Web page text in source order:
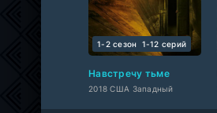
Навстречу тьме
2018 США Западный
1-2 сезон 1-12 cерий